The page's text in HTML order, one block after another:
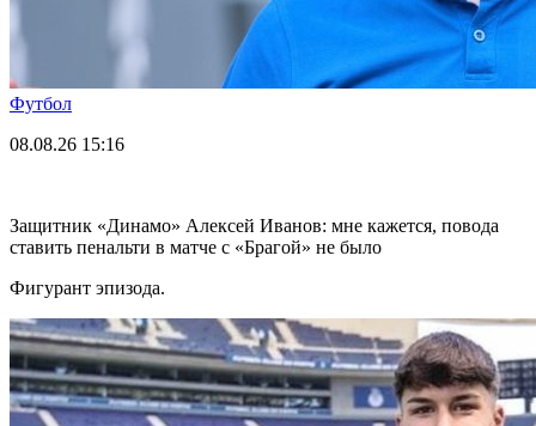
Футбол
08.08.26 15:16
Защитник «Динамо» Алексей Иванов: мне кажется, повода
ставить пенальти в матче с «Брагой» не было
Фигурант эпизода.